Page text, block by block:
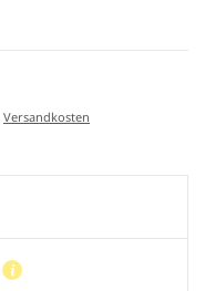
Versandkosten